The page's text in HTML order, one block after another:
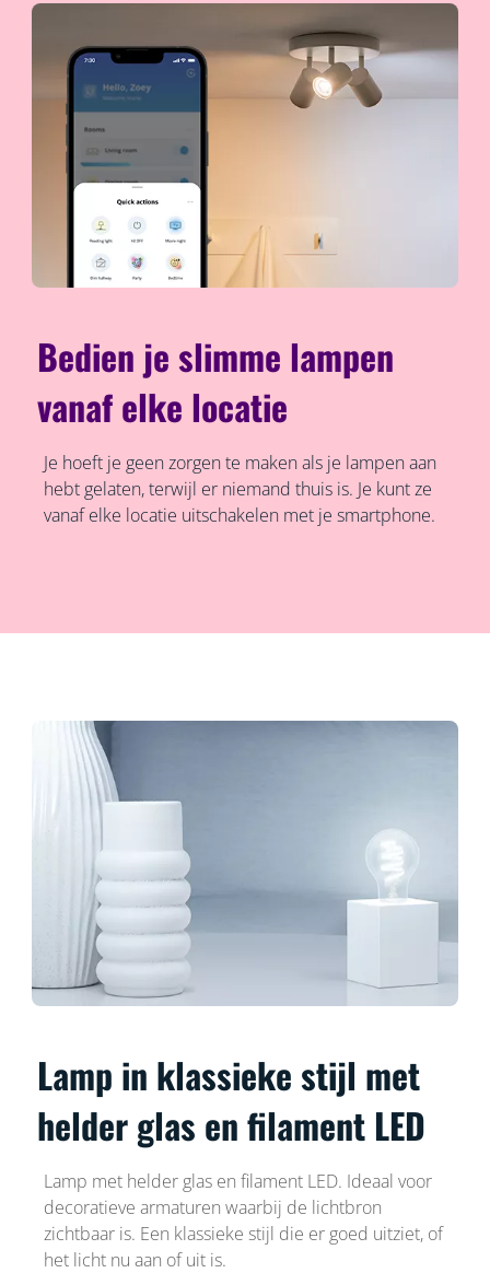
Bedien je slimme lampen
vanaf elke locatie
Je hoeft je geen zorgen te maken als je lampen aan
hebt gelaten, terwijl er niemand thuis is. Je kunt ze
vanaf elke locatie uitschakelen met je smartphone.
Lamp in klassieke stijl met
helder glas en filament LED
Lamp met helder glas en filament LED. Ideaal voor
decoratieve armaturen waarbij de lichtbron
zichtbaar is. Een klassieke stijl die er goed uitziet, of
het licht nu aan of uit is.